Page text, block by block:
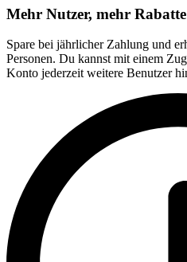
Mehr Nutzer, mehr Rabatte
Spare bei jährlicher Zahlung und
Personen. Du kannst mit einem
Konto jederzeit weitere Benutzer